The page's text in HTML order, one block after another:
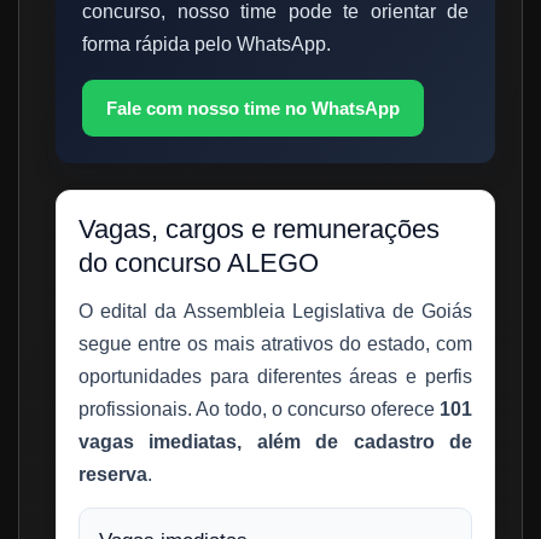
concurso, nosso time pode te orientar de
forma rápida pelo WhatsApp.
Fale com nosso time no WhatsApp
Vagas, cargos e remunerações
do concurso ALEGO
O edital da Assembleia Legislativa de Goiás
segue entre os mais atrativos do estado, com
oportunidades para diferentes áreas e perfis
profissionais. Ao todo, o concurso oferece 101
vagas imediatas, além de cadastro de
reserva.